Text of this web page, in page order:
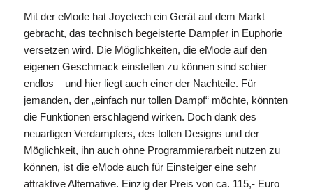
Mit der eMode hat Joyetech ein Gerät auf dem Markt
gebracht, das technisch begeisterte Dampfer in Euphorie
versetzen wird. Die Möglichkeiten, die eMode auf den
eigenen Geschmack einstellen zu können sind schier
endlos – und hier liegt auch einer der Nachteile. Für
jemanden, der „einfach nur tollen Dampf“ möchte, könnten
die Funktionen erschlagend wirken. Doch dank des
neuartigen Verdampfers, des tollen Designs und der
Möglichkeit, ihn auch ohne Programmierarbeit nutzen zu
können, ist die eMode auch für Einsteiger eine sehr
attraktive Alternative. Einzig der Preis von ca. 115,- Euro